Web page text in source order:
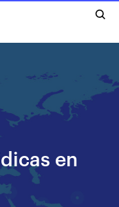
en